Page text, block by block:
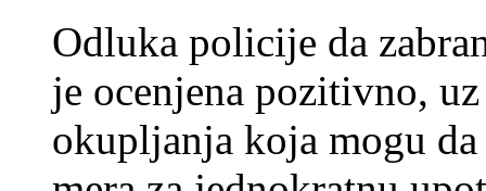
Odluka policije da
je ocenjena pozitivno,
okupljanja koja mogu